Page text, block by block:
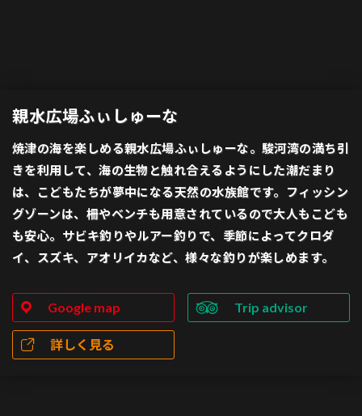
親水広場ふぃしゅーな
焼津の海を楽しめる親水広場ふぃしゅーな。駿河湾の満ち引
きを利用して、海の生物と触れ合えるようにした潮だまり
は、こどもたちが夢中になる天然の水族館です。フィッシン
グゾーンは、柵やベンチも用意されているので大人もこども
も安心。サビキ釣りやルアー釣りで、季節によってクロダ
イ、スズキ、アオリイカなど、様々な釣りが楽しめます。
Google map Trip advisor
詳しく見る